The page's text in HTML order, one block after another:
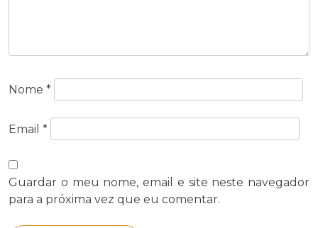
Nome *
Email *
Guardar o meu nome, email e site neste navegador
para a próxima vez que eu comentar.